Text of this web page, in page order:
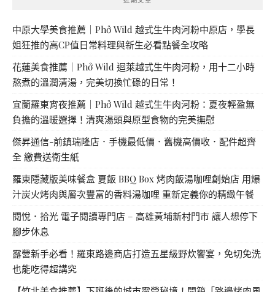
中原大學美食推薦｜Phở Wild 越式生牛肉河粉中原店，學長
姐狂推的高CP值日常料理與新生必看點餐全攻略
花蓮美食推薦｜Phở Wild 迴萊越式生牛肉河粉，用十二小時
熬煮的溫潤清湯，完美切換忙碌的日常！
宜蘭羅東宵夜推薦｜Phở Wild 越式生牛肉河粉：夏夜輕盈無
負擔的溫暖選擇！清爽湯頭與原型食物的完美撫慰
傑昇通信-前鎮瑞隆店．手機最低價．舊機高價收．配件超齊
全 繳費送衛生紙
羅東隱藏版美味餐盒 夏飯 BBQ Box 烤肉飯湯咖哩創始店 用爆
汁炭火烤肉與層次豐富的香料湯咖哩 重新定義你的精緻午餐
閱悅．拾光 電子閱讀專門店 – 高雄黃埔新村門市 讓人想停下
腳步休息
露營新手必看！羅東路邊商店打造五星級野炊饗宴，免切免洗
也能吃得超講究